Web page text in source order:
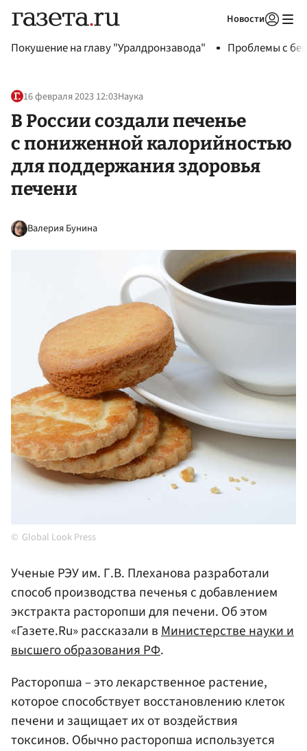
Новости
Покушение на главу "Уралдронзавода" Проблемы с
16 февраля 2023 12:03Наука
В России создали печенье
с пониженной калорийностью
для поддержания здоровья
печени
Валерия Бунина
Global Look Press
Ученые РЭУ им. Г.В. Плеханова разработали
способ производства печенья с добавлением
экстракта расторопши для печени. Об этом
«Газете.Ru» рассказали вМинистерстве науки и
высшего образования РФ.
Расторопша – это лекарственное растение,
которое способствует восстановлению клеток
печени и защищает их от воздействия
токсинов. Обычно расторопша используется